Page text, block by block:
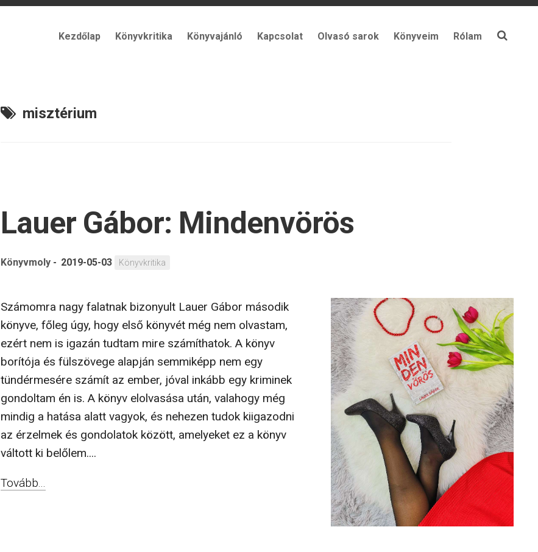
Kezdőlap Könyvkritika Könyvajánló Kapcsolat Olvasó sarok Könyveim Rólam
misztérium
Lauer Gábor: Mindenvörös
Könyvmoly - 2019-05-03 Könyvkritika
Számomra nagy falatnak bizonyult Lauer Gábor második
könyve, főleg úgy, hogy első könyvét még nem olvastam,
ezért nem is igazán tudtam mire számíthatok. A könyv
borítója és fülszövege alapján semmiképp nem egy
tündérmesére számít az ember, jóval inkább egy kriminek
gondoltam én is. A könyv elolvasása után, valahogy még
mindig a hatása alatt vagyok, és nehezen tudok kiigazodni
az érzelmek és gondolatok között, amelyeket ez a könyv
váltott ki belőlem....
Tovább...